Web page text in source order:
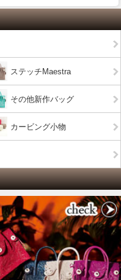
ステッチMaestra
その他新作バッグ
カービング小物